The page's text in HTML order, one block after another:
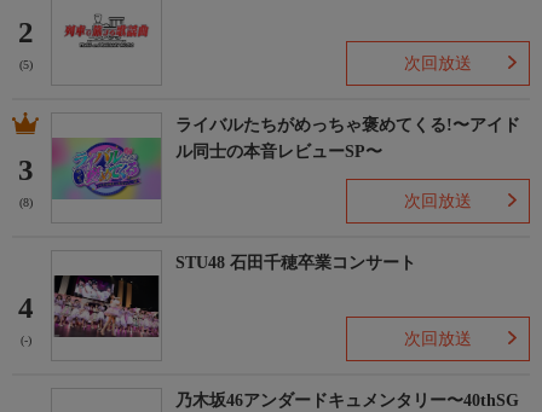
2
(5) 次回放送
3
(8)
ライバルたちがめっちゃ褒めてくる!〜アイド
ル同士の本音レビューSP〜
次回放送
4
(-)
STU48 石田千穂卒業コンサート
次回放送
乃木坂46アンダードキュメンタリー〜40thSG